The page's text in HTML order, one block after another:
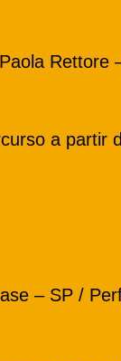
a partir
– SP /